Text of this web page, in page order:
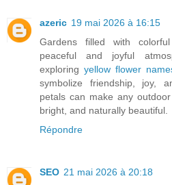
azeric 19 mai 2026 à 16:15
Gardens filled with
peaceful and joyful
exploring yellow flower
symbolize friendship, joy,
petals can make any
bright, and naturally beautiful.
Répondre
SEO 21 mai 2026 à 20:18